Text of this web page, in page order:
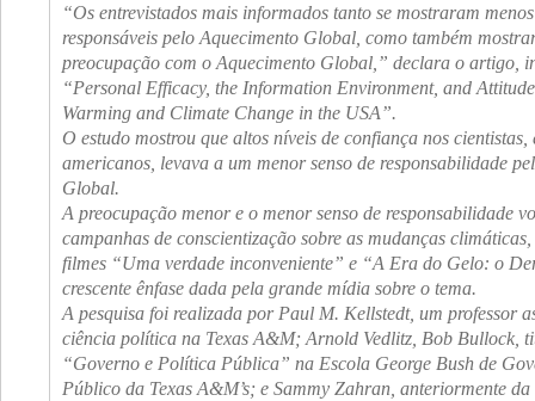
“Os entrevistados mais informados tanto se mostraram
responsáveis pelo Aquecimento Global, como também
preocupação com o Aquecimento Global,” declara o artigo,
“Personal Efficacy, the Information Environment, and
Warming and Climate Change in the USA”.
O estudo mostrou que altos níveis de confiança nos cientistas,
americanos, levava a um menor senso de responsabilidade
Global.
A preocupação menor e o menor senso de responsabilidade
campanhas de conscientização sobre as mudanças
filmes “Uma verdade inconveniente” e “A Era do Gelo: o
crescente ênfase dada pela grande mídia sobre o tema.
A pesquisa foi realizada por Paul M. Kellstedt, um professor
ciência política na Texas A&M; Arnold Vedlitz, Bob Bullock,
“Governo e Política Pública” na Escola George Bush de
Público da Texas A&M’s; e Sammy Zahran, anteriormente